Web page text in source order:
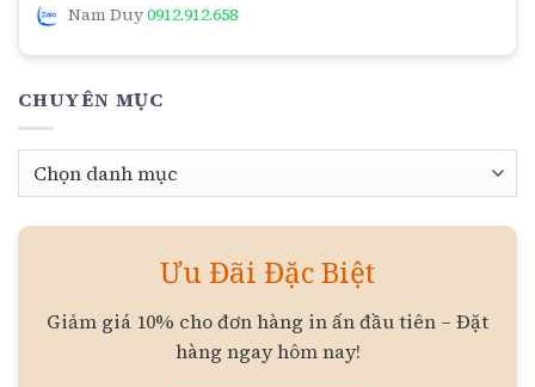
Nam Duy0912.912.658
CHUYÊN MỤC
Chuyên
Ưu Đãi Đặc Biệt
Giảm giá 10% cho đơn hàng in ấn đầu tiên – Đặt
hàng ngay hôm nay!